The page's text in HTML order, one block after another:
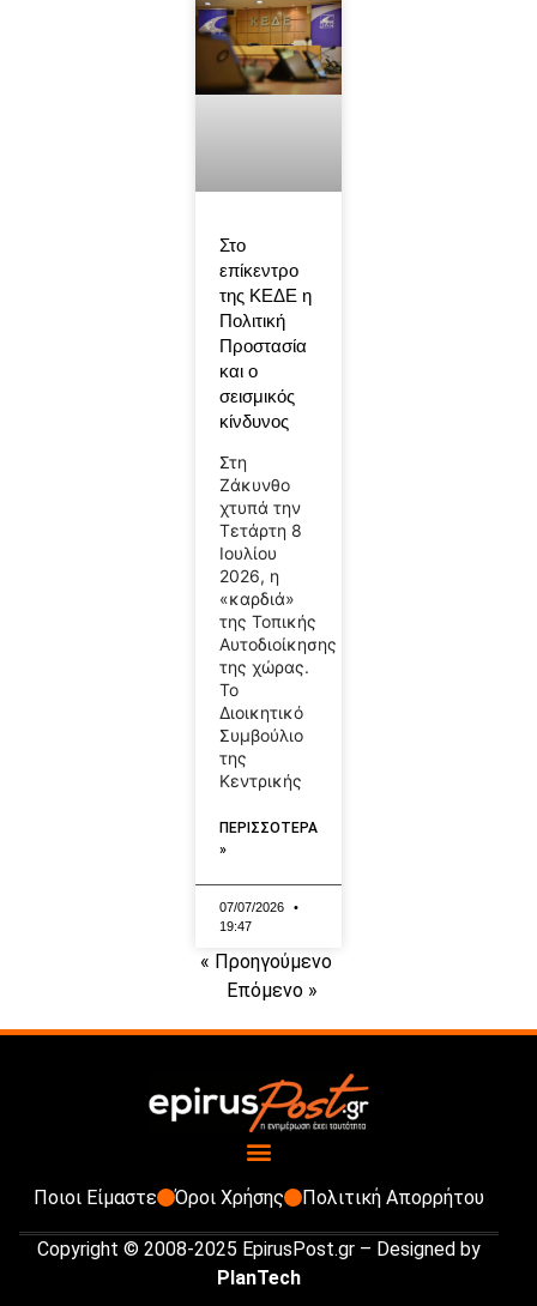
Στο
επίκεντρο
της ΚΕΔΕ η
Πολιτική
Προστασία
και ο
σεισμικός
κίνδυνος
Στη
Ζάκυνθο
χτυπά την
Τετάρτη 8
Ιουλίου
2026, η
«καρδιά»
της Τοπικής
Αυτοδιοίκησης
της χώρας.
Το
Διοικητικό
Συμβούλιο
της
Κεντρικής
ΠΕΡΙΣΣΟΤΕΡΑ
»
07/07/2026
19:47
« Προηγούμενο
Επόμενο »
Ποιοι Είμαστε Όροι Χρήσης Πολιτική Απορρήτου
Copyright © 2008-2025 EpirusPost.gr – Designed by
PlanTech